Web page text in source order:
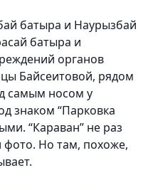
батыра и Наурызбай
батыра и
органов
Байсеитовой, рядом
самым носом у
знаком “Парковка
“Караван” не раз
Но там, похоже,